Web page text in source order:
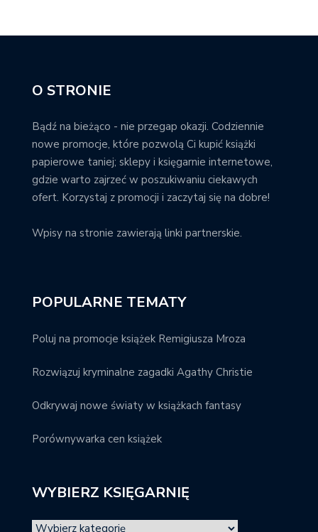
O STRONIE
Bądź na bieżąco - nie przegap okazji. Codziennie
nowe promocje, które pozwolą Ci kupić książki
papierowe taniej; sklepy i księgarnie internetowe,
gdzie warto zajrzeć w poszukiwaniu ciekawych
ofert. Korzystaj z promocji i zaczytaj się na dobre!
Wpisy na stronie zawierają linki partnerskie.
POPULARNE TEMATY
Poluj na promocje książek Remigiusza Mroza
Rozwiązuj kryminalne zagadki Agathy Christie
Odkrywaj nowe światy w książkach fantasy
Porównywarka cen książek
WYBIERZ KSIĘGARNIĘ